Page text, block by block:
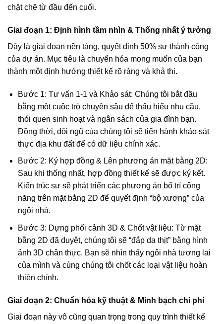
chặt chẽ từ đầu đến cuối.
Giai đoạn 1: Định hình tầm nhìn & Thống nhất ý tưởng
Đây là giai đoạn nền tảng, quyết định 50% sự thành công
của dự án. Mục tiêu là chuyển hóa mong muốn của bạn
thành một định hướng thiết kế rõ ràng và khả thi.
Bước 1: Tư vấn 1-1 và Khảo sát: Chúng tôi bắt đầu
bằng một cuộc trò chuyện sâu để thấu hiểu nhu cầu,
thói quen sinh hoạt và ngân sách của gia đình bạn.
Đồng thời, đội ngũ của chúng tôi sẽ tiến hành khảo sát
thực địa khu đất để có dữ liệu chính xác.
Bước 2: Ký hợp đồng & Lên phương án mặt bằng 2D:
Sau khi thống nhất, hợp đồng thiết kế sẽ được ký kết.
Kiến trúc sư sẽ phát triển các phương án bố trí công
năng trên mặt bằng 2D để quyết định “bộ xương” của
ngôi nhà.
Bước 3: Dựng phối cảnh 3D & Chốt vật liệu: Từ mặt
bằng 2D đã duyệt, chúng tôi sẽ “đắp da thịt” bằng hình
ảnh 3D chân thực. Bạn sẽ nhìn thấy ngôi nhà tương lai
của mình và cùng chúng tôi chốt các loại vật liệu hoàn
thiện chính.
Giai đoạn 2: Chuẩn hóa kỹ thuật & Minh bạch chi phí
Giai đoạn này vô cũng quan trọng trong quy trình thiết kế